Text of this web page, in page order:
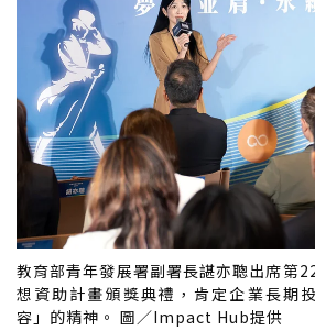
教育部青年發展署副署長諶亦聰出席第
想資助計畫頒獎典禮，肯定企業長期
容」的精神。 圖／Impact Hub提供